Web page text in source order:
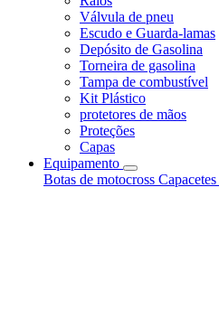
Válvula de pneu
Escudo e Guarda-lamas
Depósito de Gasolina
Torneira de gasolina
Tampa de combustível
Kit Plástico
protetores de mãos
Proteções
Capas
Equipamento
Botas de motocross Capacetes